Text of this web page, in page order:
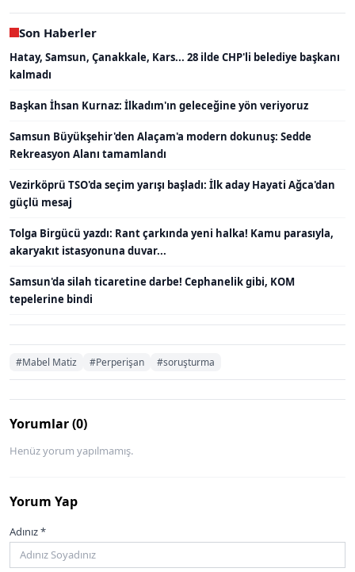
Son Haberler
Hatay, Samsun, Çanakkale, Kars... 28 ilde CHP'li belediye başkanı
kalmadı
Başkan İhsan Kurnaz: İlkadım'ın geleceğine yön veriyoruz
Samsun Büyükşehir'den Alaçam'a modern dokunuş: Sedde
Rekreasyon Alanı tamamlandı
Vezirköprü TSO'da seçim yarışı başladı: İlk aday Hayati Ağca'dan
güçlü mesaj
Tolga Birgücü yazdı: Rant çarkında yeni halka! Kamu parasıyla,
akaryakıt istasyonuna duvar...
Samsun'da silah ticaretine darbe! Cephanelik gibi, KOM
tepelerine bindi
#Mabel Matiz #Perperişan #soruşturma
Yorumlar (0)
Henüz yorum yapılmamış.
Yorum Yap
Adınız *